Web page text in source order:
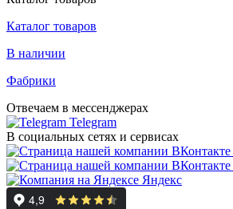
Каталог товаров
В наличии
Фабрики
Отвечаем в мессенджерах
Telegram
В социальных сетях и сервисах
Яндекс